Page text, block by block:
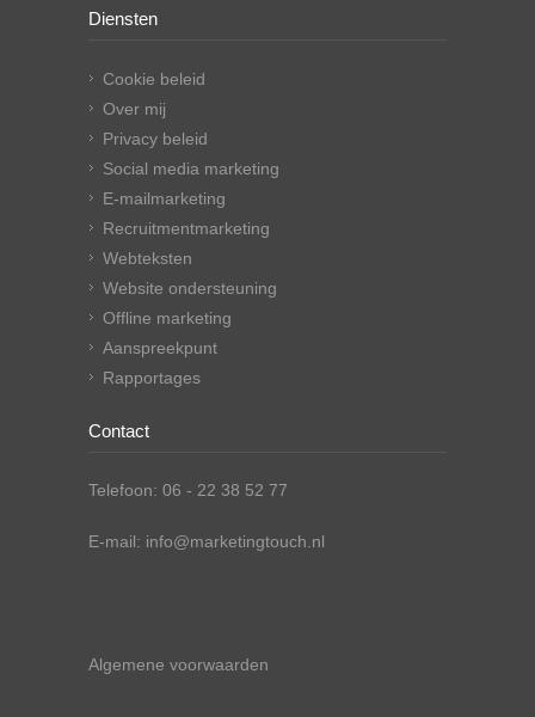
Diensten
Cookie beleid
Over mij
Privacy beleid
Social media marketing
E-mailmarketing
Recruitmentmarketing
Webteksten
Website ondersteuning
Offline marketing
Aanspreekpunt
Rapportages
Contact
Telefoon: 06 - 22 38 52 77
E-mail: info@marketingtouch.nl
Algemene voorwaarden